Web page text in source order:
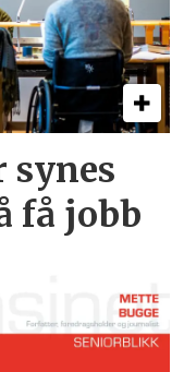
synes
få jobb